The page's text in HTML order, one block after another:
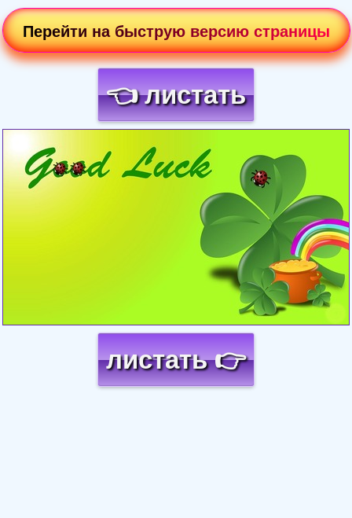
Перейти на быструю версию страницы
👈 листать
Загрузка картинки...
листать 👉